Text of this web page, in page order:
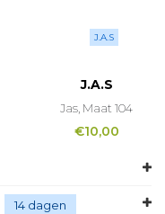
J.A.S
J.A.S
Jas, Maat 104
€10,00
14 dagen